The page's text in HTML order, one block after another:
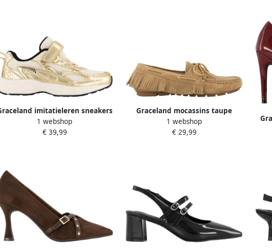
imitatieleren sneakers
goud
1 webshop
€ 39,99
Graceland mocassins taupe
1 webshop
€ 29,99